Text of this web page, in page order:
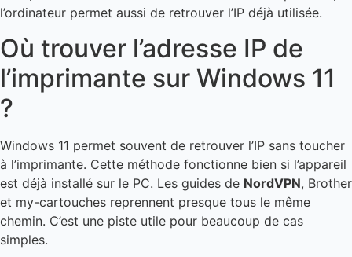
l’ordinateur permet aussi de retrouver l’IP déjà utilisée.
Où trouver l’adresse IP de
l’imprimante sur Windows 11
?
Windows 11 permet souvent de retrouver l’IP sans toucher
à l’imprimante. Cette méthode fonctionne bien si l’appareil
est déjà installé sur le PC. Les guides de NordVPN, Brother
et my-cartouches reprennent presque tous le même
chemin. C’est une piste utile pour beaucoup de cas
simples.